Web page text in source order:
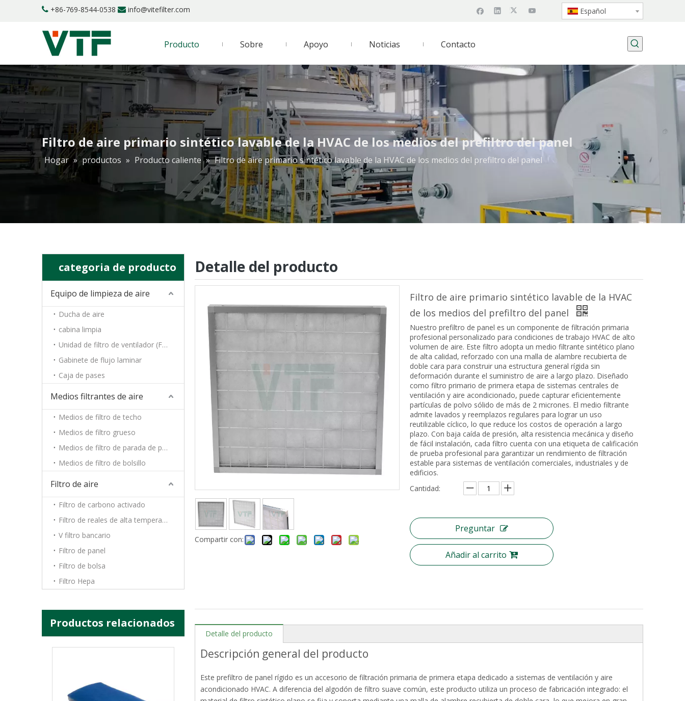
 +86-769-8544-0538  info@vitefilter.com Español
Producto Sobre Apoyo Noticias Contacto
Filtro de aire primario sintético lavable de la HVAC de los medios del prefiltro del panel
Hogar » productos » Producto caliente » Filtro de aire primario sintético lavable de la HVAC de los medios del prefiltro del panel
categoria de producto
Equipo de limpieza de aire
Ducha de aire
cabina limpia
Unidad de filtro de ventilador (FFU)
Gabinete de flujo laminar
Caja de pases
Medios filtrantes de aire
Medios de filtro de techo
Medios de filtro grueso
Medios de filtro de parada de pintura
Medios de filtro de bolsillo
Filtro de aire
Filtro de carbono activado
Filtro de reales de alta temperatura
V filtro bancario
Filtro de panel
Filtro de bolsa
Filtro Hepa
Productos relacionados
Papel de filtro de la fibra de vidrio de HEPA filtro de Hepa del plisado del papel de filtro de 0,3 micrones Hepa 99,99%
Detalle del producto
Compartir con:
Filtro de aire primario sintético lavable de la HVAC
de los medios del prefiltro del panel
Nuestro prefiltro de panel es un componente de filtración primaria
profesional personalizado para condiciones de trabajo HVAC de alto
volumen de aire. Este filtro adopta un medio filtrante sintético plano
de alta calidad, reforzado con una malla de alambre recubierta de
doble cara para construir una estructura general rígida sin
deformación durante el suministro de aire a largo plazo. Diseñado
como filtro primario de primera etapa de sistemas centrales de
ventilación y aire acondicionado, puede capturar eficientemente
partículas de polvo sólido de más de 2 micrones. El medio filtrante
admite lavados y reemplazos regulares para lograr un uso
reutilizable cíclico, lo que reduce los costos de operación a largo
plazo. Con baja caída de presión, alta resistencia mecánica y diseño
de fácil instalación, cada filtro cuenta con una etiqueta de calificación
de prueba profesional para garantizar un rendimiento de filtración
estable para sistemas de ventilación comerciales, industriales y de
edificios.
Cantidad:
Preguntar
Añadir al carrito
Detalle del producto
Descripción general del producto
Este prefiltro de panel rígido es un accesorio de filtración primaria de primera etapa dedicado a sistemas de ventilación y aire
acondicionado HVAC. A diferencia del algodón de filtro suave común, este producto utiliza un proceso de fabricación integrado: el